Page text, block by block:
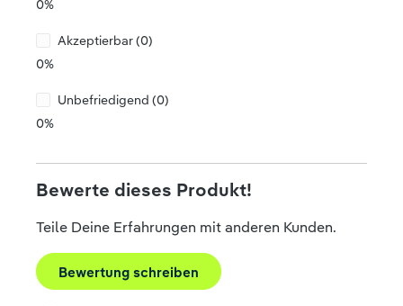
0%
Akzeptierbar (0)
0%
Unbefriedigend (0)
0%
Bewerte dieses Produkt!
Teile Deine Erfahrungen mit anderen Kunden.
Bewertung schreiben